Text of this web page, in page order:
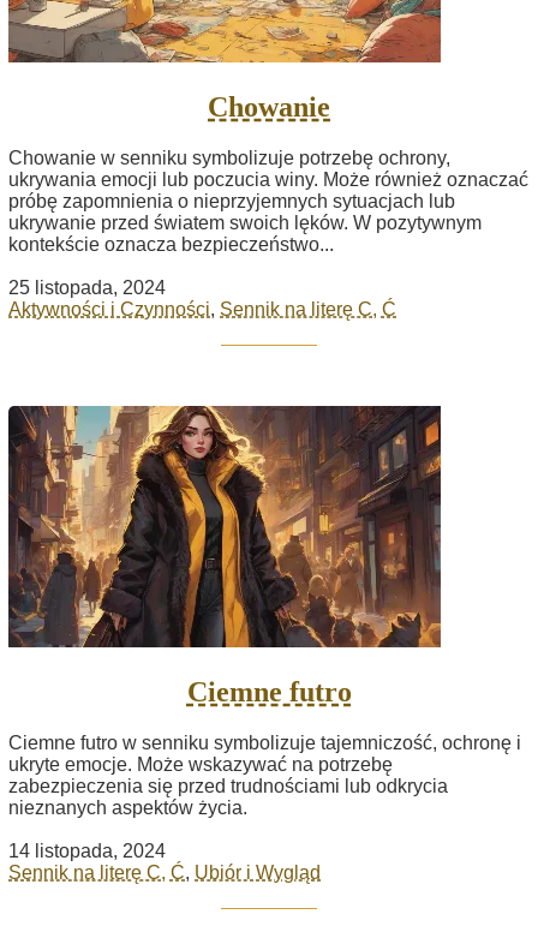
Chowanie
Chowanie w senniku symbolizuje potrzebę ochrony,
ukrywania emocji lub poczucia winy. Może również oznaczać
próbę zapomnienia o nieprzyjemnych sytuacjach lub
ukrywanie przed światem swoich lęków. W pozytywnym
kontekście oznacza bezpieczeństwo...
25 listopada, 2024
Aktywności i Czynności, Sennik na literę C, Ć
Ciemne futro
Ciemne futro w senniku symbolizuje tajemniczość, ochronę i
ukryte emocje. Może wskazywać na potrzebę
zabezpieczenia się przed trudnościami lub odkrycia
nieznanych aspektów życia.
14 listopada, 2024
Sennik na literę C, Ć, Ubiór i Wygląd